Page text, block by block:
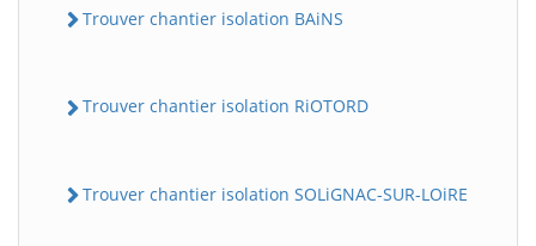
Trouver chantier isolation BAiNS
Trouver chantier isolation RiOTORD
Trouver chantier isolation SOLiGNAC-SUR-LOiRE